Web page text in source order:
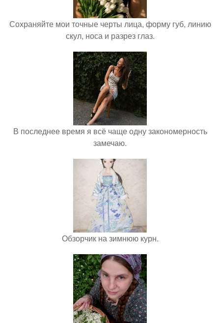
Сохраняйте мои точные черты лица, форму губ, линию
скул, носа и разрез глаз.
В последнее время я всё чаще одну закономерность
замечаю.
Обзорчик на зимнюю курн.